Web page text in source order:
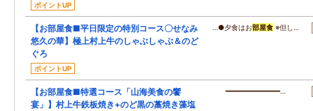
ポイントUP
【お部屋食■平日限定の特別コース〇せなみ
悠久の華】極上村上牛のしゃぶしゃぶ＆のど
ぐろ
ポイントUP
…●夕食はお部屋食 ※但し…
【お部屋食■特選コース「山海美食の饗
宴」】村上牛鉄板焼き+のど黒の藁焼き藻塩
━━━━━━━━━━━━━…